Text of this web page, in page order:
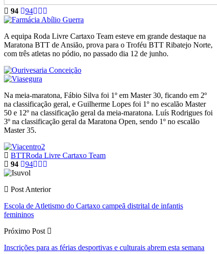
94 94
A equipa Roda Livre Cartaxo Team esteve em grande destaque na
Maratona BTT de Ansião, prova para o Troféu BTT Ribatejo Norte,
com três atletas no pódio, no passado dia 12 de junho.
Na meia-maratona, Fábio Silva foi 1º em Master 30, ficando em 2º
na classificação geral, e Guilherme Lopes foi 1º no escalão Master
50 e 12º na classificação geral da meia-maratona. Luís Rodrigues foi
3º na classificação geral da Maratona Open, sendo 1º no escalão
Master 35.
BTTRoda Livre Cartaxo Team
94
94
Post Anterior
Escola de Atletismo do Cartaxo campeã distrital de infantis
femininos
Próximo Post
Inscrições para as férias desportivas e culturais abrem esta semana